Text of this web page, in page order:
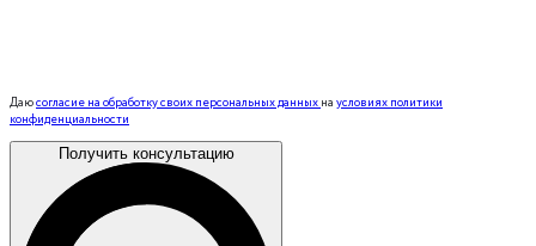
Даюсогласие на обработку своих персональных данных на условиях политики
конфиденциальности
Получить консультацию